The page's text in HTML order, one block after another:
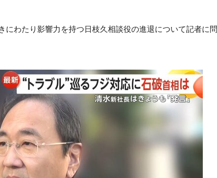
にわたり影響力を持つ日枝久相談役の進退について記者に問